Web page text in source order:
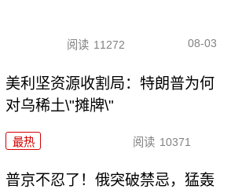
阅读 11272 08-03
美利坚资源收割局：特朗普为何
对乌稀土\"摊牌\"
最热 阅读 10371
普京不忍了！俄突破禁忌，猛轰